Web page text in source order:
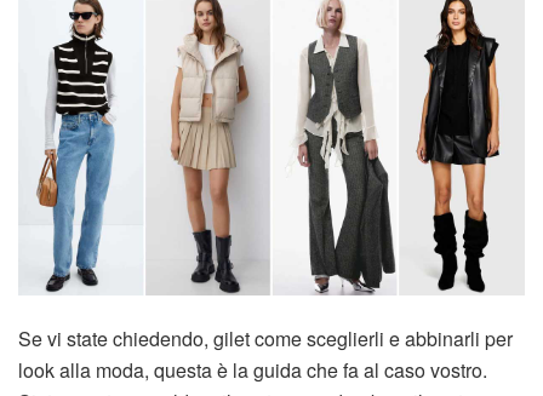
Se vi state chiedendo, gilet come sceglierli e abbinarli per
look alla moda, questa è la guida che fa al caso vostro.